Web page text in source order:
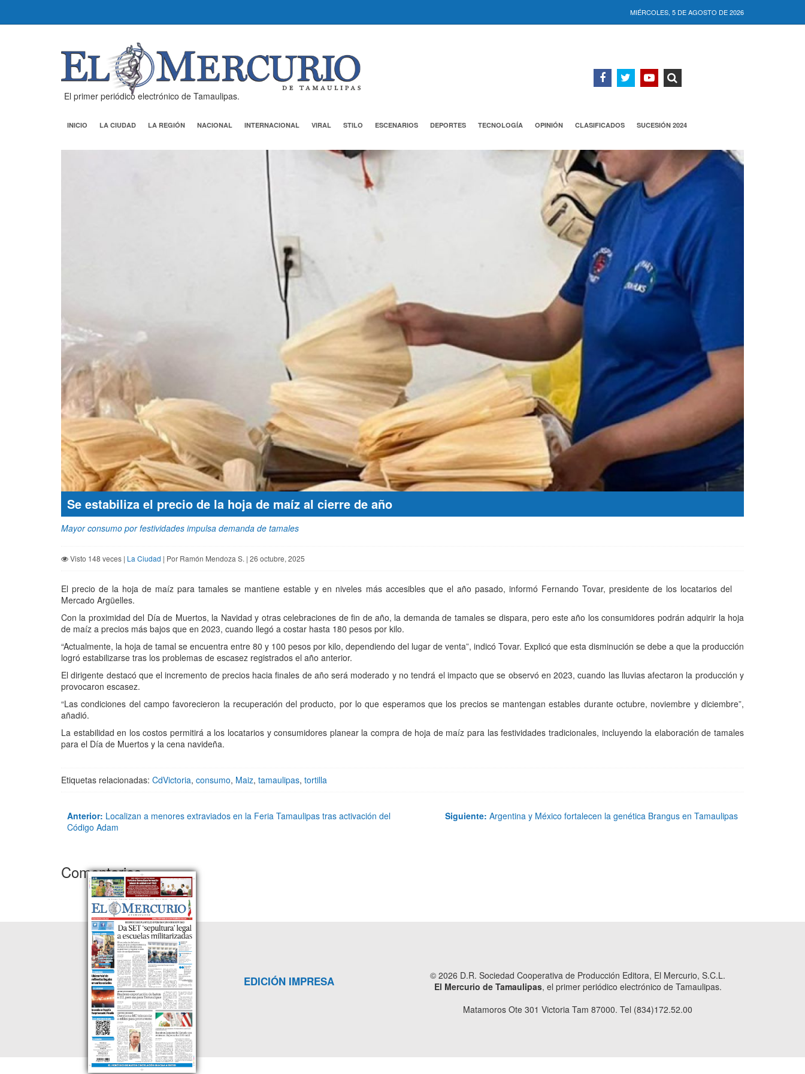
MIÉRCOLES, 5 DE AGOSTO DE 2026
El primer periódico electrónico de Tamaulipas.
INICIO LA CIUDAD LA REGIÓN NACIONAL INTERNACIONAL VIRAL STILO ESCENARIOS DEPORTES TECNOLOGÍA OPINIÓN CLASIFICADOS SUCESIÓN 2024
Se estabiliza el precio de la hoja de maíz al cierre de año
Mayor consumo por festividades impulsa demanda de tamales
Visto 148 veces | La Ciudad | Por Ramón Mendoza S. | 26 octubre, 2025
El precio de la hoja de maíz para tamales se mantiene estable y en niveles más accesibles que el año pasado, informó Fernando Tovar, presidente de los locatarios del
Mercado Argüelles.
Con la proximidad del Día de Muertos, la Navidad y otras celebraciones de fin de año, la demanda de tamales se dispara, pero este año los consumidores podrán adquirir la hoja
de maíz a precios más bajos que en 2023, cuando llegó a costar hasta 180 pesos por kilo.
“Actualmente, la hoja de tamal se encuentra entre 80 y 100 pesos por kilo, dependiendo del lugar de venta”, indicó Tovar. Explicó que esta disminución se debe a que la producción
logró estabilizarse tras los problemas de escasez registrados el año anterior.
El dirigente destacó que el incremento de precios hacia finales de año será moderado y no tendrá el impacto que se observó en 2023, cuando las lluvias afectaron la producción y
provocaron escasez.
“Las condiciones del campo favorecieron la recuperación del producto, por lo que esperamos que los precios se mantengan estables durante octubre, noviembre y diciembre”,
añadió.
La estabilidad en los costos permitirá a los locatarios y consumidores planear la compra de hoja de maíz para las festividades tradicionales, incluyendo la elaboración de tamales
para el Día de Muertos y la cena navideña.
Etiquetas relacionadas: CdVictoria, consumo, Maiz, tamaulipas, tortilla
Anterior: Localizan a menores extraviados en la Feria Tamaulipas tras activación del
Código Adam
Siguiente: Argentina y México fortalecen la genética Brangus en Tamaulipas
Comentarios
EDICIÓN IMPRESA
© 2026 D.R. Sociedad Cooperativa de Producción Editora, El Mercurio, S.C.L.
El Mercurio de Tamaulipas, el primer periódico electrónico de Tamaulipas.
Matamoros Ote 301 Victoria Tam 87000. Tel (834)172.52.00